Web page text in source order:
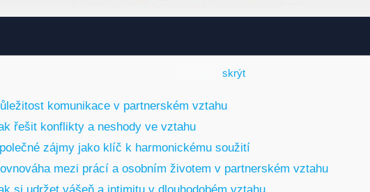
skrýt]
komunikace v partnerském vztahu
řešit konflikty a neshody ve vztahu
zájmy jako klíč k harmonickému soužití
mezi prácí a osobním životem v partnerském vztahu